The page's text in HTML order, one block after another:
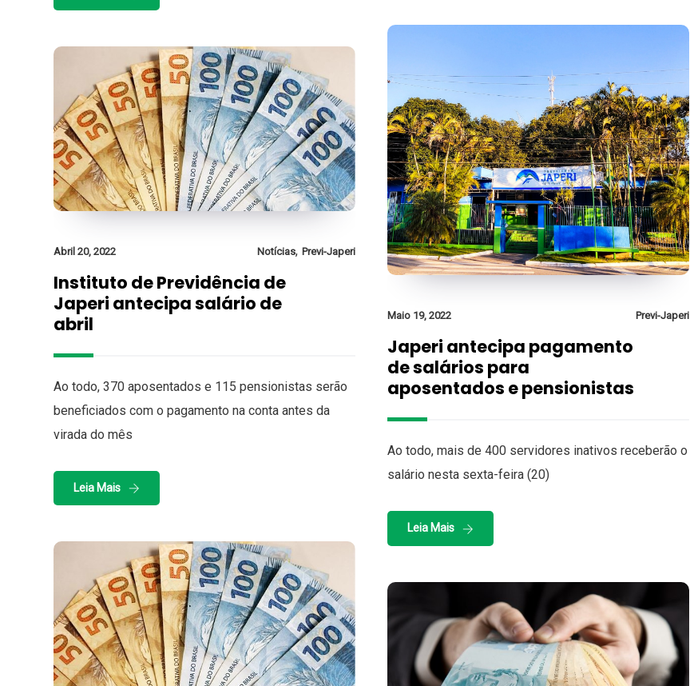
Maio 19, 2022 Previ-Japeri
Japeri antecipa pagamento
de salários para
aposentados e pensionistas
Ao todo, mais de 400 servidores inativos receberão o
salário nesta sexta-feira (20)
Leia Mais
Abril 20, 2022 Notícias, Previ-Japeri
Instituto de Previdência de
Japeri antecipa salário de
abril
Ao todo, 370 aposentados e 115 pensionistas serão
beneficiados com o pagamento na conta antes da
virada do mês
Leia Mais